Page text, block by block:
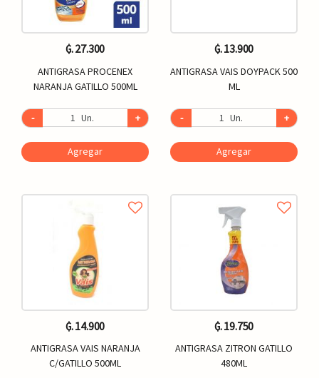
₲. 27.300
ANTIGRASA PROCENEX
NARANJA GATILLO 500ML
- Un. +
Agregar
₲. 13.900
ANTIGRASA VAIS DOYPACK 500
ML
- Un. +
Agregar
₲. 14.900
ANTIGRASA VAIS NARANJA
C/GATILLO 500ML
₲. 19.750
ANTIGRASA ZITRON GATILLO
480ML